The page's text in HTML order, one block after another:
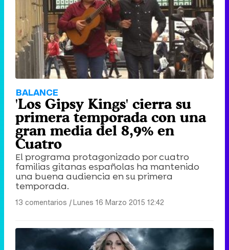
BALANCE
'Los Gipsy Kings' cierra su
primera temporada con una
gran media del 8,9% en
Cuatro
El programa protagonizado por cuatro
familias gitanas españolas ha mantenido
una buena audiencia en su primera
temporada.
13 comentarios |Lunes 16 Marzo 2015 12:42